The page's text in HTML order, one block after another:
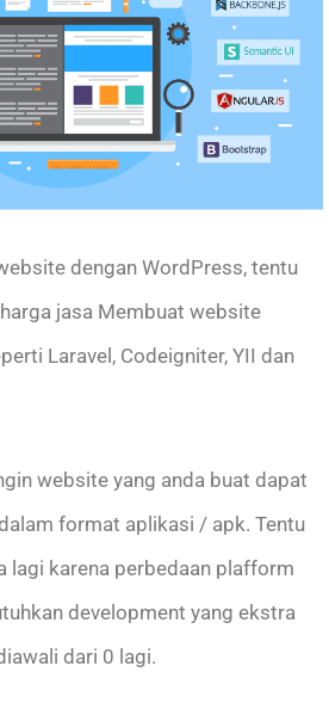
dengan WordPress, tentu
jasa Membuat website
Laravel, Codeigniter, YII dan
website yang anda buat dapat
format aplikasi / apk. Tentu
lagi karena perbedaan plafform
development yang ekstra
dari 0 lagi.